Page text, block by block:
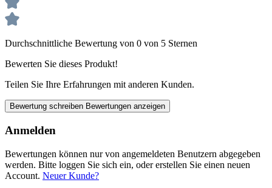
Durchschnittliche Bewertung von 0 von 5 Sternen
Bewerten Sie dieses Produkt!
Teilen Sie Ihre Erfahrungen mit anderen Kunden.
Bewertung schreiben Bewertungen anzeigen
Anmelden
Bewertungen können nur von angemeldeten Benutzern abgegeben
werden. Bitte loggen Sie sich ein, oder erstellen Sie einen neuen
Account. Neuer Kunde?